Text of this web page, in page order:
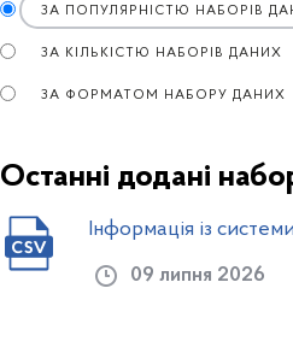
ЗА ПОПУЛЯРНІСТЮ НАБОРІВ
ЗА КІЛЬКІСТЮ НАБОРІВ ДАНИХ
ЗА ФОРМАТОМ НАБОРУ ДАНИХ
Останні додані
Інформація із
09 липня 2026